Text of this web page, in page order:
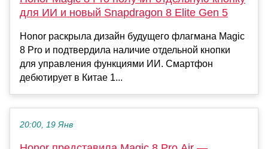
для ИИ и новый Snapdragon 8 Elite Gen 5
Honor раскрыла дизайн будущего флагмана Magic
8 Pro и подтвердила наличие отдельной кнопки
для управления функциями ИИ. Смартфон
дебютирует в Китае 1...
20:00, 19 Янв